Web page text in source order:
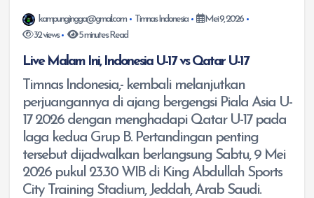
kampungjingga@gmail.com Timnas Indonesia
Mei 9, 2026
32 views
5 minutes Read
Live Malam Ini, Indonesia U-17 vs Qatar U-17
Timnas Indonesia,- kembali melanjutkan
perjuangannya di ajang bergengsi Piala Asia U-
17 2026 dengan menghadapi Qatar U-17 pada
laga kedua Grup B. Pertandingan penting
tersebut dijadwalkan berlangsung Sabtu, 9 Mei
2026 pukul 23.30 WIB di King Abdullah Sports
City Training Stadium, Jeddah, Arab Saudi.